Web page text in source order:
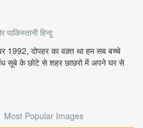
पाकिस्तानी हिन्दू
1992, दोपहर का वक़्त था हम सब बच्चे
सूबे के छोटे से शहर छाछरो में अपने घर से
Most Popular Images